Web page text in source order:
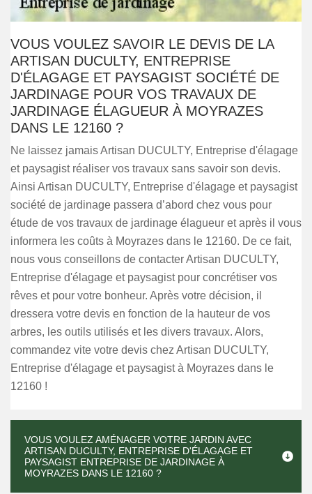
VOUS VOULEZ SAVOIR LE DEVIS DE LA
ARTISAN DUCULTY, ENTREPRISE
D'ÉLAGAGE ET PAYSAGIST SOCIÉTÉ DE
JARDINAGE POUR VOS TRAVAUX DE
JARDINAGE ÉLAGUEUR À MOYRAZES
DANS LE 12160 ?
Ne laissez jamais Artisan DUCULTY, Entreprise d'élagage
et paysagist réaliser vos travaux sans savoir son devis.
Ainsi Artisan DUCULTY, Entreprise d'élagage et paysagist
société de jardinage passera d’abord chez vous pour
étude de vos travaux de jardinage élagueur et après il vous
informera les coûts à Moyrazes dans le 12160. De ce fait,
nous vous conseillons de contacter Artisan DUCULTY,
Entreprise d'élagage et paysagist pour concrétiser vos
rêves et pour votre bonheur. Après votre décision, il
dressera votre devis en fonction de la hauteur de vos
arbres, les outils utilisés et les divers travaux. Alors,
commandez vite votre devis chez Artisan DUCULTY,
Entreprise d'élagage et paysagist à Moyrazes dans le
12160 !
VOUS VOULEZ AMÉNAGER VOTRE JARDIN AVEC
ARTISAN DUCULTY, ENTREPRISE D'ÉLAGAGE ET
PAYSAGIST ENTREPRISE DE JARDINAGE À
MOYRAZES DANS LE 12160 ?